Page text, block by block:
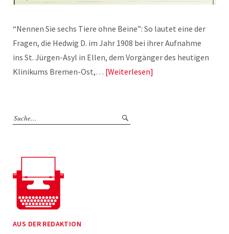
“Nennen Sie sechs Tiere ohne Beine”: So lautet eine der
Fragen, die Hedwig D. im Jahr 1908 bei ihrer Aufnahme
ins St. Jürgen-Asyl in Ellen, dem Vorgänger des heutigen
Klinikums Bremen-Ost,… Weiterlesen
AUS DER REDAKTION